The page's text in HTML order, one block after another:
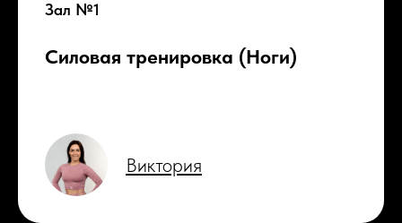
Зал №1
Силовая тренировка (Ноги)
Виктория